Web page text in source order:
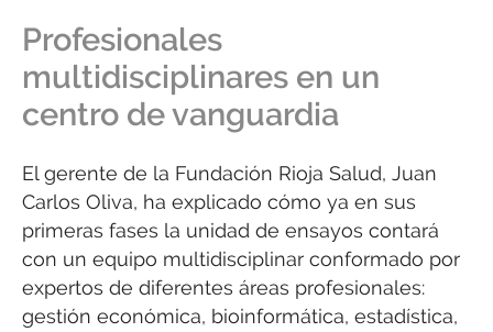
Profesionales
multidisciplinares en un
centro de vanguardia
El gerente de la Fundación Rioja Salud, Juan
Carlos Oliva, ha explicado cómo ya en sus
primeras fases la unidad de ensayos contará
con un equipo multidisciplinar conformado por
expertos de diferentes áreas profesionales:
gestión económica, bioinformática, estadística,